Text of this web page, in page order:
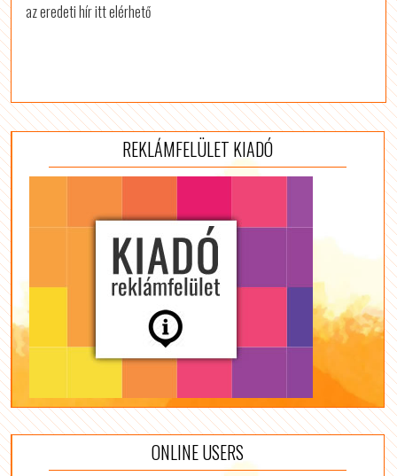
az eredeti hír itt elérhető
REKLÁMFELÜLET KIADÓ
ONLINE USERS